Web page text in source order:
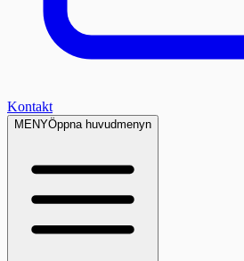
Kontakt
MENYÖppna huvudmenyn